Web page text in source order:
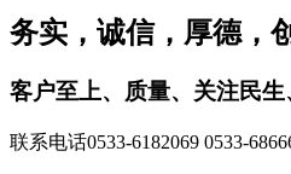
务实，诚信，厚德，
客户至上、质量、关注民
联系电话0533-6182069 0533-